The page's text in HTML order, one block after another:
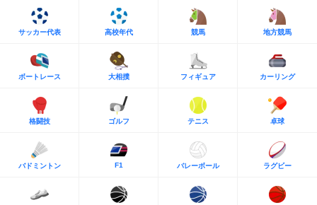
サッカー代表 高校年代 競馬 地方競馬
ボートレース 大相撲 フィギュア カーリング
格闘技 ゴルフ テニス 卓球
バドミントン F1 バレーボール ラグビー